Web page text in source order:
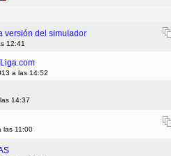
versión del simulador
12:41
a las 14:52
14:37
las 11:00